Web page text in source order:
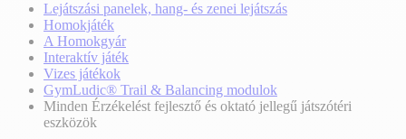
Lejátszási panelek, hang- és zenei lejátszás
Homokjáték
A Homokgyár
Interaktív játék
Vizes játékok
GymLudic® Trail & Balancing modulok
Minden Érzékelést fejlesztő és oktató jellegű játszótéri
eszközök